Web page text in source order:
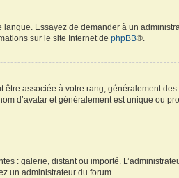
Essayez de demander à un
sur le site Internet dephpBB®.
être associée à votre rang, généralement
d’avatar et généralement est unique ou
: galerie, distant ou importé.
un administrateur du forum.